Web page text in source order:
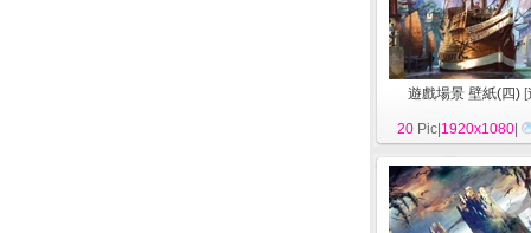
遊戲場景 壁紙(四) [
20 Pic| 1920x1080